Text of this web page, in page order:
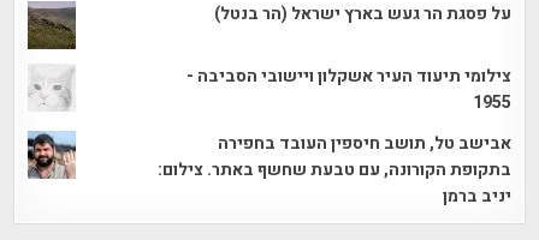
על פסגת הר געש בארץ ישראל (הר בנטל)
צילומי תיעוד העיר אשקלון ויישובי הסביבה -
1955
אבישב טל, תושב חיספין העובד בחפירה
בתקופת הקורונה, עם טבעת שחשף באתר. צילום:
יניב ברמן